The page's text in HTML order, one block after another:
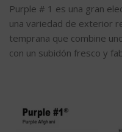
Purple # 1 es una gran
una variedad de exterior
temprana que combine
con un subidón fresco y